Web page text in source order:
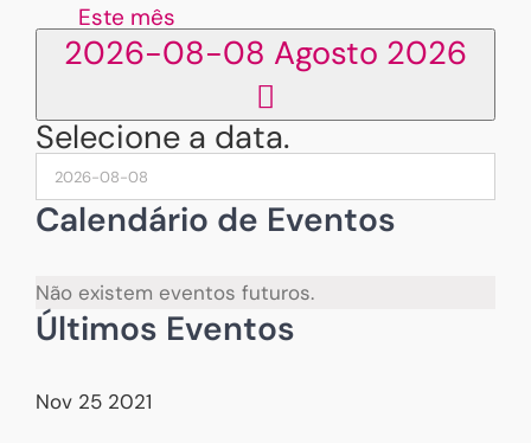
Este mês
2026-08-08 Agosto 2026
Selecione a data.
Calendário de Eventos
Não existem eventos futuros.
Últimos Eventos
Nov 25 2021